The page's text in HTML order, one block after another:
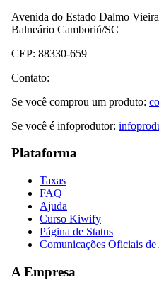
Avenida do Estado Dalmo
Balneário Camboriú/SC
CEP: 88330-659
Contato:
Se você comprou um produto:
Se você é infoprodutor:
Plataforma
Taxas
FAQ
Ajuda
Curso Kiwify
Página de Status
Comunicações Oficiais
A Empresa